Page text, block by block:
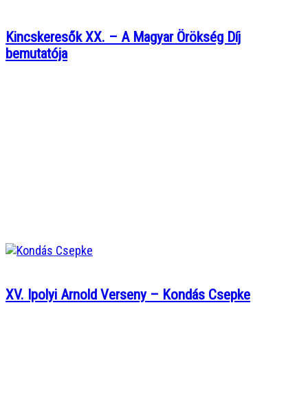
Kincskeresők XX. – A Magyar Örökség Díj
bemutatója
XV. Ipolyi Arnold Verseny – Kondás Csepke